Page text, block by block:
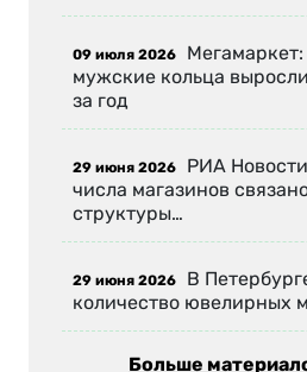
09 июля 2026
мужские кольца
за год
29 июня 2026 РИА
числа магазинов
структуры…
29 июня 2026 В
количество ювелирных
Больше